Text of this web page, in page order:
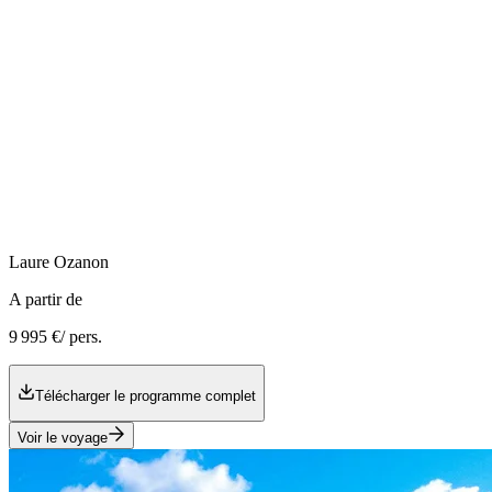
Laure Ozanon
A partir de
9 995 €/ pers.
Télécharger le programme complet
Voir le voyage